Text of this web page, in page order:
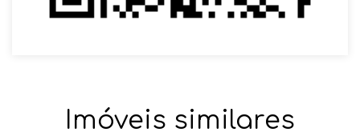
Imóveis similares